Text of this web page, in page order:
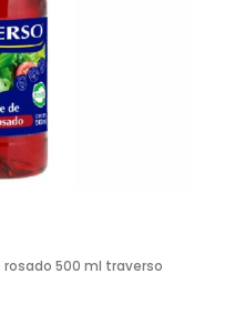
rosado 500 ml traverso